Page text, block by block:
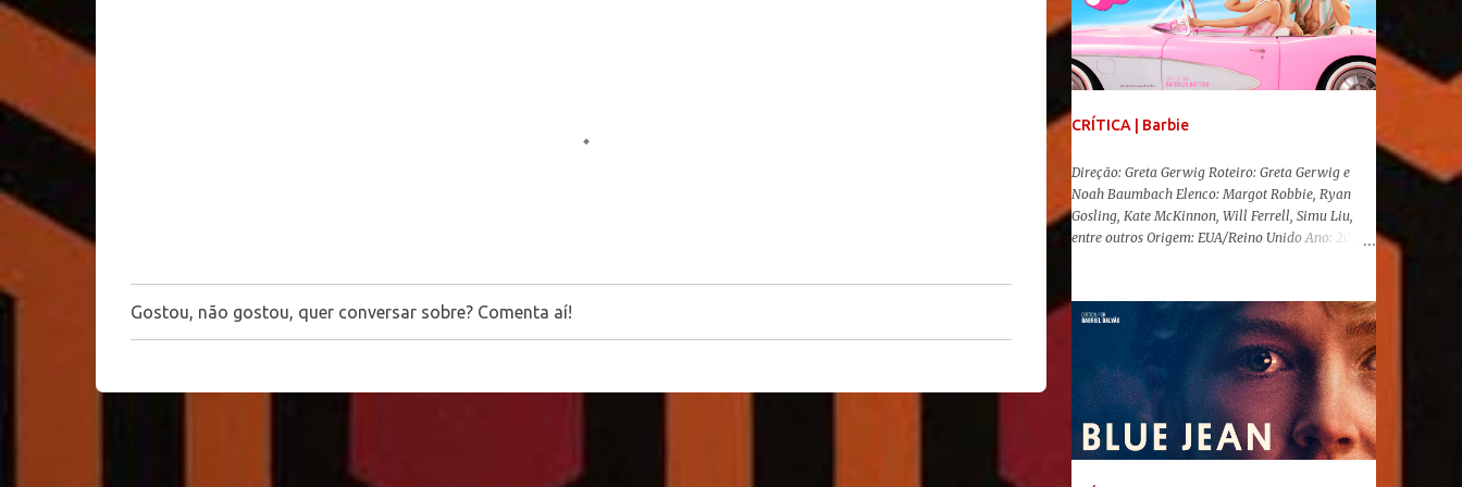
P
o
a
Gostou, não gostou, quer conversar sobre? Comenta aí!
CRÍTICA | Barbie
Direção: Greta Gerwig Roteiro: Greta Gerwig e
Noah Baumbach Elenco: Margot Robbie, Ryan
Gosling, Kate McKinnon, Will Ferrell, Simu Liu,
entre outros Origem: EUA/Reino Unido Ano: 2023
Barbie , o aguardado live-action da boneca mais
famosa do mundo, enfim, chegou aos cinemas. Em
meio a toda divulgação e o hype em torno de seu
lançamento, posso afirmar que o longa, dirigido
por Greta Gerwig ( Adoráveis Mulheres ) prometeu
tudo e entregou mais ainda, se provando o filme
do ano até aqui. Repleto de criatividade, humor e
sem medo de não se levar a sério, a produção